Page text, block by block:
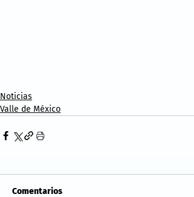
Noticias
Valle de México
Comentarios